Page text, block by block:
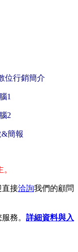
位行銷簡介
1
2
&簡報
直接洽詢我們的顧問
務。 詳細資料與入